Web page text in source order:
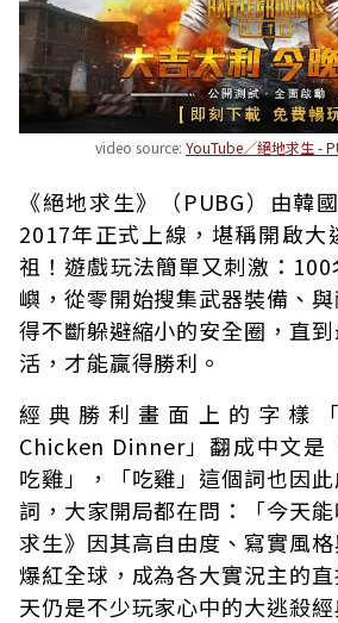
video source: YouTube／絕地求生 -
《絕地求生》（PUBG）由韓
2017年正式上線，堪稱開啟大
祖！遊戲玩法簡單又刺激：
嶼，從零開始搜集武器裝備、
得不斷躲避縮小的安全圈，直
活，才能贏得勝利。
經典勝利畫面上的字樣「
Chicken Dinner」翻成中文是
吃雞」，「吃雞」這個詞也因
詞，大家開局都在問：「今天
求生》因其高自由度、寫實風
爆紅全球，成為各大實況主的
天仍是不少玩家心中的大逃殺經